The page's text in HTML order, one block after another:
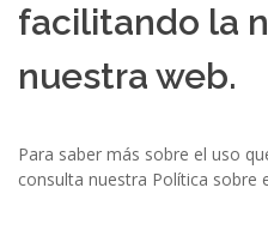
facilitando la
nuestra web.
Para saber más sobre el uso
consulta nuestra Política sobre